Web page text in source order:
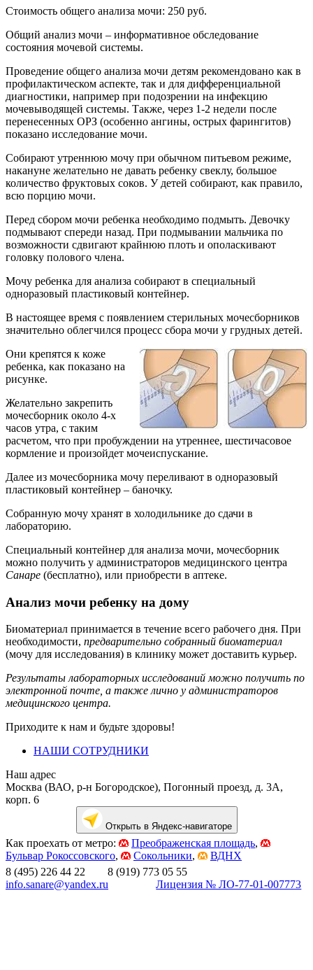
Стоимость общего анализа мочи: 250 руб.
Общий анализ мочи – информативное обследование
состояния мочевой системы.
Проведение общего анализа мочи детям рекомендовано как в
профилактическом аспекте, так и для дифференциальной
диагностики, например при подозрении на инфекцию
мочевыводящей системы. Также, через 1-2 недели после
перенесенных ОРЗ (особенно ангины, острых фарингитов)
показано исследование мочи.
Собирают утреннюю мочу при обычном питьевом режиме,
накануне желательно не давать ребенку свеклу, большое
количество фруктовых соков. У детей собирают, как правило,
всю порцию мочи.
Перед сбором мочи ребенка необходимо подмыть. Девочку
подмывают спереди назад. При подмывании мальчика по
возможности сдвигают крайнюю плоть и ополаскивают
головку полового члена.
Мочу ребенка для анализа собирают в специальный
одноразовый пластиковый контейнер.
В настоящее время с появлением стерильных мочесборников
значительно облегчился процесс сбора мочи у грудных детей.
Они крепятся к коже
ребенка, как показано на
рисунке.
Желательно закрепить
мочесборник около 4-х
часов утра, с таким
расчетом, что при пробуждении на утреннее, шестичасовое
кормление и произойдет мочеиспускание.
Далее из мочесборника мочу переливают в одноразовый
пластиковый контейнер – баночку.
Собранную мочу хранят в холодильнике до сдачи в
лабораторию.
Специальный контейнер для анализа мочи, мочесборник
можно получить у администраторов медицинского центра
Санаре (бесплатно), или приобрести в аптеке.
Анализ мочи ребенку на дому
Биоматериал принимается в течение всего рабочего дня. При
необходимости, предварительно собранный биоматериал
(мочу для исследования) в клинику может доставить курьер.
Результаты лабораторных исследований можно получить по
электронной почте, а также лично у администраторов
медицинского центра.
Приходите к нам и будьте здоровы!
НАШИ СОТРУДНИКИ
Наш адрес
Москва (ВАО, р-н Богородское), Погонный проезд, д. 3А,
корп. 6
Открыть в Яндекс-навигаторе
Как проехать от метро: Преображенская площадь,
Бульвар Рокоссовского, Сокольники,
ВДНХ
8 (495) 226 44 22 8 (919) 773 05 55
info.sanare@yandex.ru
Лицензия № ЛО-77-01-007773